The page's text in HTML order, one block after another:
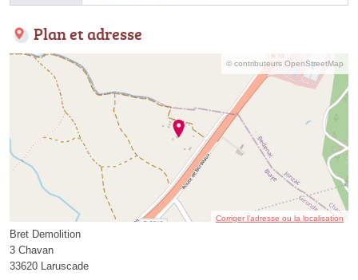
Plan et adresse
© contributeurs OpenStreetMap
Corriger l’adresse ou la localisation
Bret Demolition
3 Chavan
33620 Laruscade